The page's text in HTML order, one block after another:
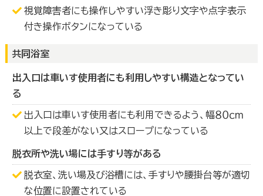
視覚障害者にも操作しやすい浮き彫り文字や点字表示
付き操作ボタンになっている
共同浴室
出入口は車いす使用者にも利用しやすい構造となってい
る
出入口は車いす使用者にも利用できるよう、幅８０ｃｍ
以上で段差がない又はスロープになっている
脱衣所や洗い場には手すり等がある
脱衣室、洗い場及び浴槽には、手すりや腰掛台等が適切
な位置に設置されている